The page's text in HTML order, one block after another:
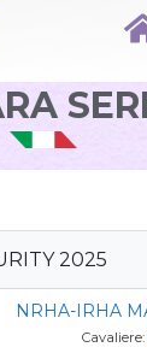
2025
NRHA-IRHA
Cavaliere: